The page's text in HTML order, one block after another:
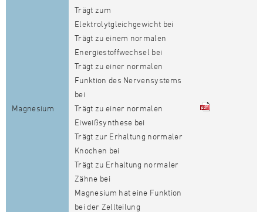
Magnesium
Trägt zum
Elektrolytgleichgewicht bei
Trägt zu einem normalen
Energiestoffwechsel bei
Trägt zu einer normalen
Funktion des Nervensystems
bei
Trägt zu einer normalen
Eiweißsynthese bei
Trägt zur Erhaltung normaler
Knochen bei
Trägt zu Erhaltung normaler
Zähne bei
Magnesium hat eine Funktion
bei der Zellteilung